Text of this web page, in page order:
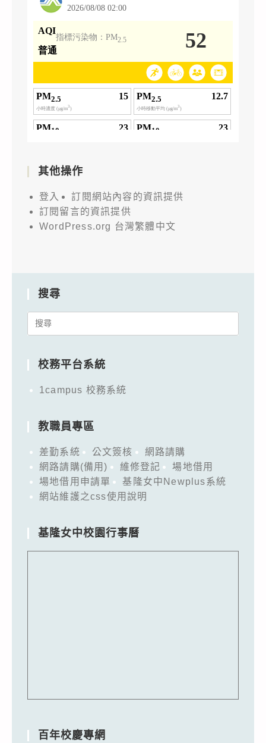
其他操作
登入
訂閱網站內容的資訊提供
訂閱留言的資訊提供
WordPress.org 台灣繁體中文
搜尋
Search
校務平台系統
1campus 校務系統
教職員專區
差勤系統 公文簽核
網路請購
網路請購(備用)
維修登記
場地借用
場地借用申請單
基隆女中Newplus系統
網站維護之css使用說明
基隆女中校園行事曆
百年校慶專網